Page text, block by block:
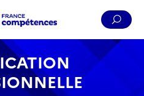
Menu Pied de page